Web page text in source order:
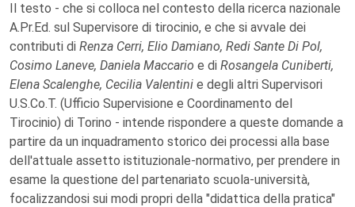
Il testo - che si colloca nel contesto della ricerca nazionale
A.Pr.Ed. sul Supervisore di tirocinio, e che si avvale dei
contributi di Renza Cerri, Elio Damiano, Redi Sante Di Pol,
Cosimo Laneve, Daniela Maccario e di Rosangela Cuniberti,
Elena Scalenghe, Cecilia Valentini e degli altri Supervisori
U.S.Co.T. (Ufficio Supervisione e Coordinamento del
Tirocinio) di Torino - intende rispondere a queste domande a
partire da un inquadramento storico dei processi alla base
dell'attuale assetto istituzionale-normativo, per prendere in
esame la questione del partenariato scuola-università,
focalizzandosi sui modi propri della "didattica della pratica"